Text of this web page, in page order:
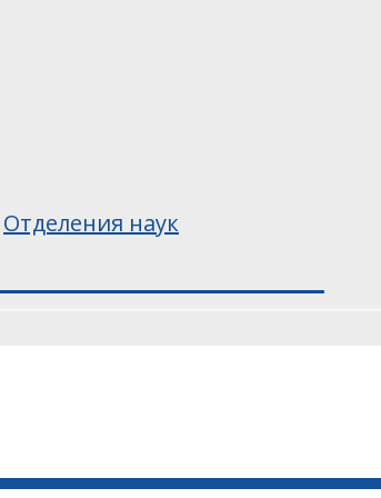
Отделения наук